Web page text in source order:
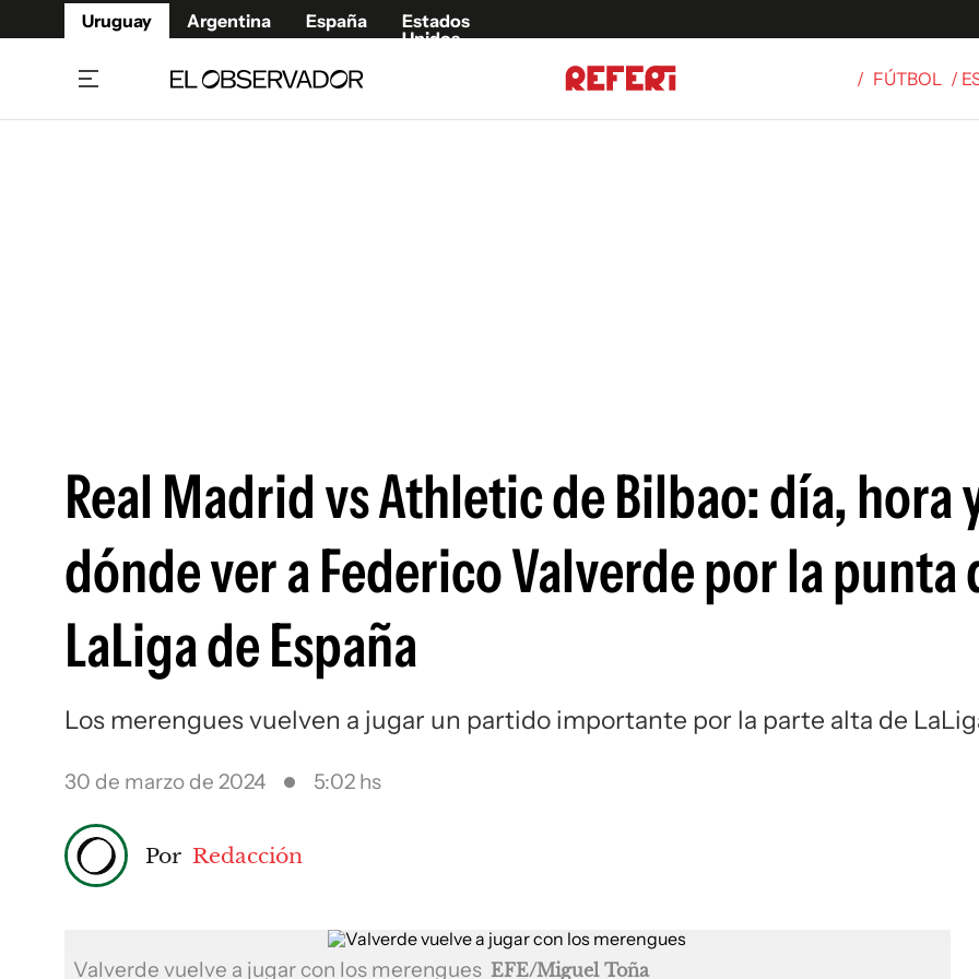
Uruguay Argentina España
Estados
Unidos
/ FÚTBOL /
Real Madrid vs Athletic de Bilbao: día, hora
dónde ver a Federico Valverde por la punta
LaLiga de España
Los merengues vuelven a jugar un partido importante por la parte alta de
30 de marzo de 2024 5:02 hs
Por Redacción
Valverde vuelve a jugar con los merengues EFE/Miguel Toña